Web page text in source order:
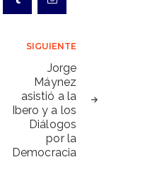
SIGUIENTE
Jorge
Máynez
asistió a la
Ibero y a los
Diálogos
por la
Democracia